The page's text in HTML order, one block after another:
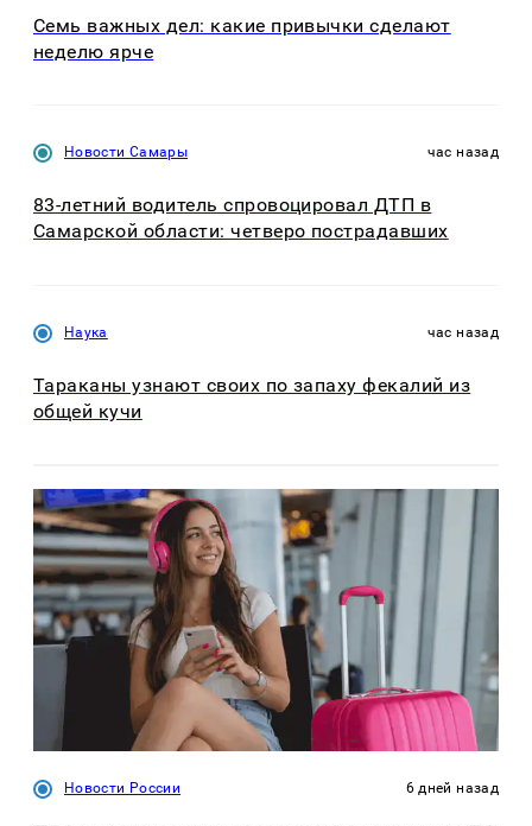
Семь важных дел: какие привычки сделают
неделю ярче
Новости Самары час назад
83-летний водитель спровоцировал ДТП в
Самарской области: четверо пострадавших
Наука час назад
Тараканы узнают своих по запаху фекалий из
общей кучи
Новости России 6 дней назад